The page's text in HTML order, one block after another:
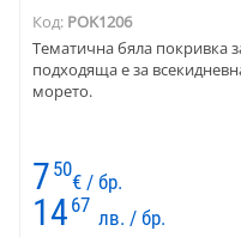
Код: POK1206
Тематична бяла покривка
подходяща е за
морето.
7 50
€ / бр.
14 67
лв. / бр.